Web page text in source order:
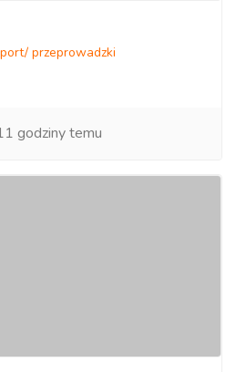
przeprowadzki
godziny temu